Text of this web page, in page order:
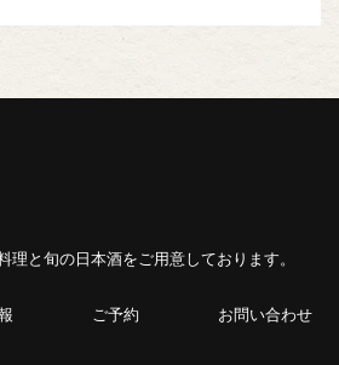
理と旬の日本酒をご用意しております。
ご予約 お問い合わせ